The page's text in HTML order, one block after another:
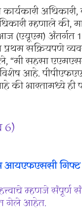
अधिकारी,
म्हणाले की,
अंतर्गत 1
सक्रियपणे
“मी सहसा
आहे.
भारतामध्ये ही
6)
गिफ्ट
म्हणजे संपूर्ण
गेले आहेत.